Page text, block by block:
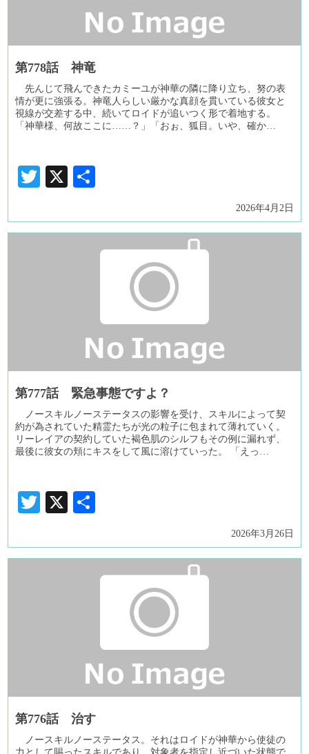
第778話 神竜
先んじて飛んできたカミーユが神華の隣に降り立ち、努の表
情が更に強張る。神竜人らしい厳かな真顔を貫いている彼女と
視線が交差する中、続いてロイドが追いつく形で着地する。
「神華様、何故ここに……？」「おぉ、狐目。いや、確か…
Twitter
X
2026年4月2日
第777話 緊急事態ですよ？
ノースキルノーステータスの影響を受け、スキルによって契
約が為されていた精霊たちが光の粒子に包まれて薄れていく。
リーレイアの契約していた褐色肌のシルフもその例に漏れず、
最後に彼女の頬にキスをして風に溶けていった。 「えっ…
Twitter
X
2026年3月26日
第776話 治す
ノースキルノーステータス。それはロイドが神華から使徒の